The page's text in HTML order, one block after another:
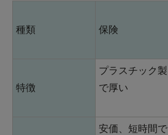
種類 保険
特徴
プラスチック製
で厚い
安価、短時間で